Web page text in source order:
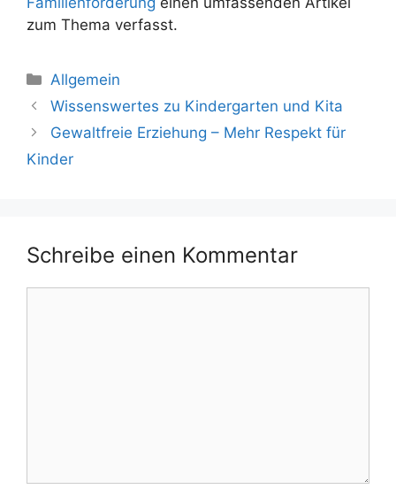
zum Thema verfasst.
Kategorien
Allgemein
Wissenswertes zu Kindergarten und Kita
Gewaltfreie Erziehung – Mehr Respekt für
Kinder
Schreibe einen Kommentar